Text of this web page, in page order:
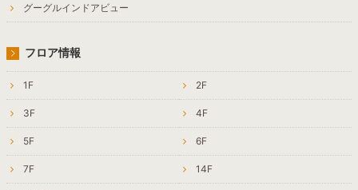
グーグルインドアビュー
フロア情報
1F 2F
3F 4F
5F 6F
7F 14F